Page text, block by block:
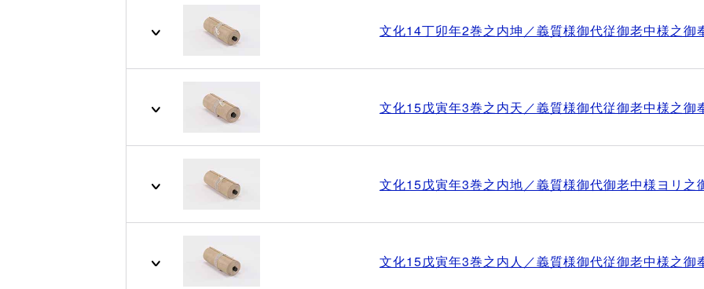
文化14丁卯年2巻之内坤／義質様御代従御老中様之御
文化15戊寅年3巻之内天／義質様御代従御老中様之御
文化15戊寅年3巻之内地／義質様御代御老中様ヨリ之
文化15戊寅年3巻之内人／義質様御代従御老中様之御